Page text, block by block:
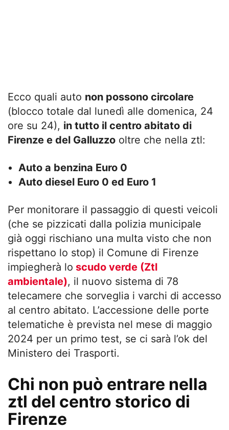
Ecco quali auto non possono circolare
(blocco totale dal lunedì alle domenica, 24
ore su 24), in tutto il centro abitato di
Firenze e del Galluzzo oltre che nella ztl:
Auto a benzina Euro 0
Auto diesel Euro 0 ed Euro 1
Per monitorare il passaggio di questi veicoli
(che se pizzicati dalla polizia municipale
già oggi rischiano una multa visto che non
rispettano lo stop) il Comune di Firenze
impiegherà lo scudo verde (Ztl
ambientale), il nuovo sistema di 78
telecamere che sorveglia i varchi di accesso
al centro abitato. L’accessione delle porte
telematiche è prevista nel mese di maggio
2024 per un primo test, se ci sarà l’ok del
Ministero dei Trasporti.
Chi non può entrare nella
ztl del centro storico di
Firenze